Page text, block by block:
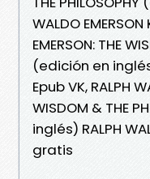
WALDO
EMERSON: THE
(edición en inglés)
Epub VK, RALPH
WISDOM & THE
inglés) RALPH
gratis